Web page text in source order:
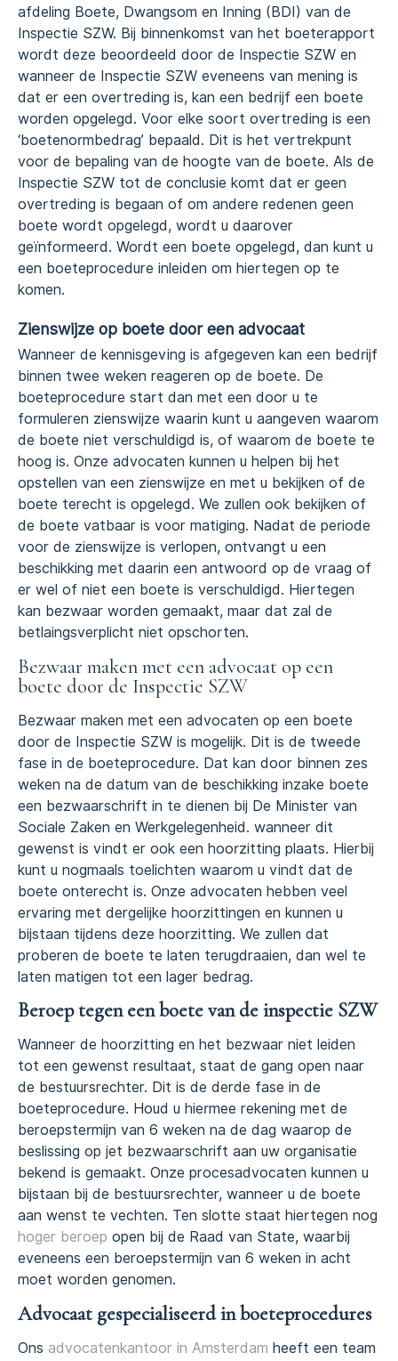
afdeling Boete, Dwangsom en Inning (BDI) van de
Inspectie SZW. Bij binnenkomst van het boeterapport
wordt deze beoordeeld door de Inspectie SZW en
wanneer de Inspectie SZW eveneens van mening is
dat er een overtreding is, kan een bedrijf een boete
worden opgelegd. Voor elke soort overtreding is een
‘boetenormbedrag’ bepaald. Dit is het vertrekpunt
voor de bepaling van de hoogte van de boete. Als de
Inspectie SZW tot de conclusie komt dat er geen
overtreding is begaan of om andere redenen geen
boete wordt opgelegd, wordt u daarover
geïnformeerd. Wordt een boete opgelegd, dan kunt u
een boeteprocedure inleiden om hiertegen op te
komen.
Zienswijze op boete door een advocaat
Wanneer de kennisgeving is afgegeven kan een bedrijf
binnen twee weken reageren op de boete. De
boeteprocedure start dan met een door u te
formuleren zienswijze waarin kunt u aangeven waarom
de boete niet verschuldigd is, of waarom de boete te
hoog is. Onze advocaten kunnen u helpen bij het
opstellen van een zienswijze en met u bekijken of de
boete terecht is opgelegd. We zullen ook bekijken of
de boete vatbaar is voor matiging. Nadat de periode
voor de zienswijze is verlopen, ontvangt u een
beschikking met daarin een antwoord op de vraag of
er wel of niet een boete is verschuldigd. Hiertegen
kan bezwaar worden gemaakt, maar dat zal de
betlaingsverplicht niet opschorten.
Bezwaar maken met een advocaat op een
boete door de Inspectie SZW
Bezwaar maken met een advocaten op een boete
door de Inspectie SZW is mogelijk. Dit is de tweede
fase in de boeteprocedure. Dat kan door binnen zes
weken na de datum van de beschikking inzake boete
een bezwaarschrift in te dienen bij De Minister van
Sociale Zaken en Werkgelegenheid. wanneer dit
gewenst is vindt er ook een hoorzitting plaats. Hierbij
kunt u nogmaals toelichten waarom u vindt dat de
boete onterecht is. Onze advocaten hebben veel
ervaring met dergelijke hoorzittingen en kunnen u
bijstaan tijdens deze hoorzitting. We zullen dat
proberen de boete te laten terugdraaien, dan wel te
laten matigen tot een lager bedrag.
Beroep tegen een boete van de inspectie SZW
Wanneer de hoorzitting en het bezwaar niet leiden
tot een gewenst resultaat, staat de gang open naar
de bestuursrechter. Dit is de derde fase in de
boeteprocedure. Houd u hiermee rekening met de
beroepstermijn van 6 weken na de dag waarop de
beslissing op jet bezwaarschrift aan uw organisatie
bekend is gemaakt. Onze procesadvocaten kunnen u
bijstaan bij de bestuursrechter, wanneer u de boete
aan wenst te vechten. Ten slotte staat hiertegen nog
hoger beroep open bij de Raad van State, waarbij
eveneens een beroepstermijn van 6 weken in acht
moet worden genomen.
Advocaat gespecialiseerd in boeteprocedures
Ons advocatenkantoor in Amsterdam heeft een team